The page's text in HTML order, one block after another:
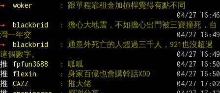
→
woker : 跟單程靠租金加槓桿覺得有點不同
→ blackbrid
: 擔心大地震，不如擔心出門被三寶撞死，台
灣一年交
→
blackbrid
: 通意外死亡的人超過三千人，921也沒超過
這個數字。
推
fpfun3688
: 呱呱
推
flexin
: 身家百億也會講幹話XDD
推
CAZZ
: 推大佬